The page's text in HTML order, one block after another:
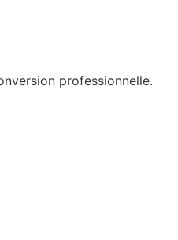
professionnelle.